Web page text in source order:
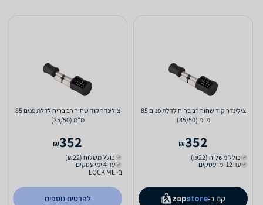
צילינדר קוד שחור רב בריח לדלת פנים 85
מ"מ (35/50)
352
₪
כולל משלוח (₪22)
עד 12 ימי עסקים
קנו ב- zapstore
צילינדר קוד שחור רב בריח לדלת פנים 85
מ"מ (35/50)
352
₪
כולל משלוח (₪22)
עד 4 ימי עסקים
ב- LOCK ME
לפרטים נוספים